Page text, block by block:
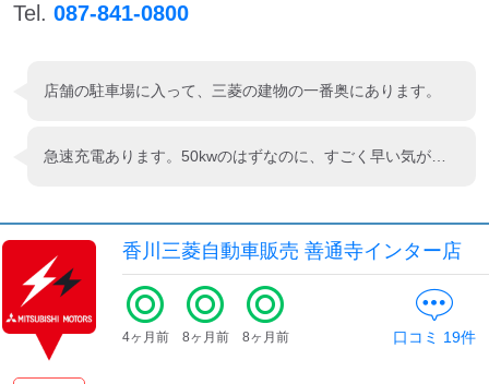
Tel. 087-841-0800
店舗の駐車場に入って、三菱の建物の一番奥にあります。
急速充電あります。50kwのはずなのに、すごく早い気がしました。隣には200Vもあります。三菱の店舗もキレイでお気に入りのEVステーションです！
香川三菱自動車販売 善通寺インター店
4ヶ月前 8ヶ月前 8ヶ月前 口コミ 19件